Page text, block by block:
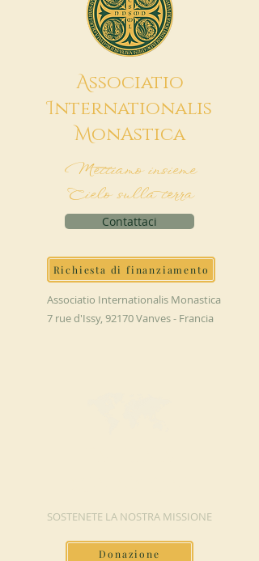
Associatio
Internationalis
MonAstica
Mettiamo insieme
Cielo sulla terra
Contattaci
Richiesta di finanziamento
Associatio Internationalis Monastica
7 rue d'Issy, 92170 Vanves - Francia
SOSTENETE LA NOSTRA MISSIONE
Donazione